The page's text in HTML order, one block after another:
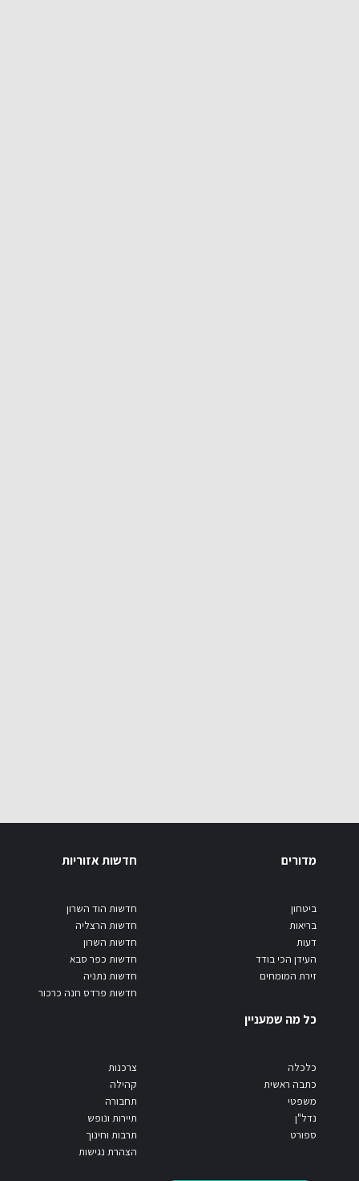
מדורים
ביטחון
בריאות
דעות
העידן הכי בודד
זירת המומחים
חדשות אזוריות
חדשות הוד השרון
חדשות הרצליה
חדשות השרון
חדשות כפר סבא
חדשות נתניה
חדשות פרדס חנה כרכור
כל מה שמעניין
כלכלה
כתבה ראשית
משפטי
נדל"ן
ספורט
צרכנות
קהילה
תחבורה
תיירות ונופש
תרבות וחינוך
הצהרת נגישות